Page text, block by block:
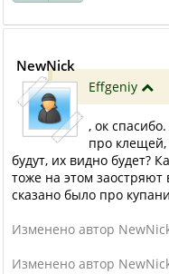
NewNick
Effgeniy
, ок
про клещей,
будут, их видно будет?
тоже на этом
сказано было про
Изменено автор
Изменено автор